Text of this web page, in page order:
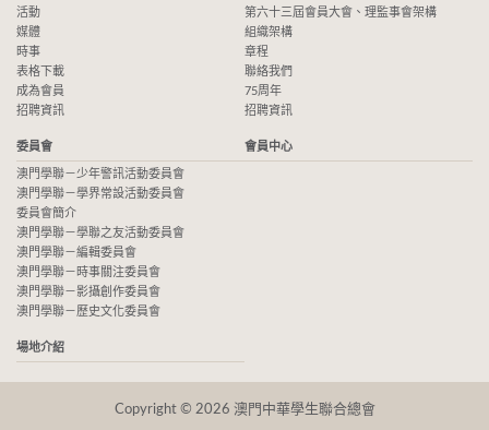
活動
媒體
時事
表格下載
成為會員
招聘資訊
第六十三屆會員大會、理監事會架構
組織架構
章程
聯絡我們
75周年
招聘資訊
委員會
澳門學聯－少年警訊活動委員會
澳門學聯－學界常設活動委員會
委員會簡介
澳門學聯－學聯之友活動委員會
澳門學聯－編輯委員會
澳門學聯－時事關注委員會
澳門學聯－影攝創作委員會
澳門學聯－歷史文化委員會
會員中心
場地介紹
Copyright © 2026 澳門中華學生聯合總會